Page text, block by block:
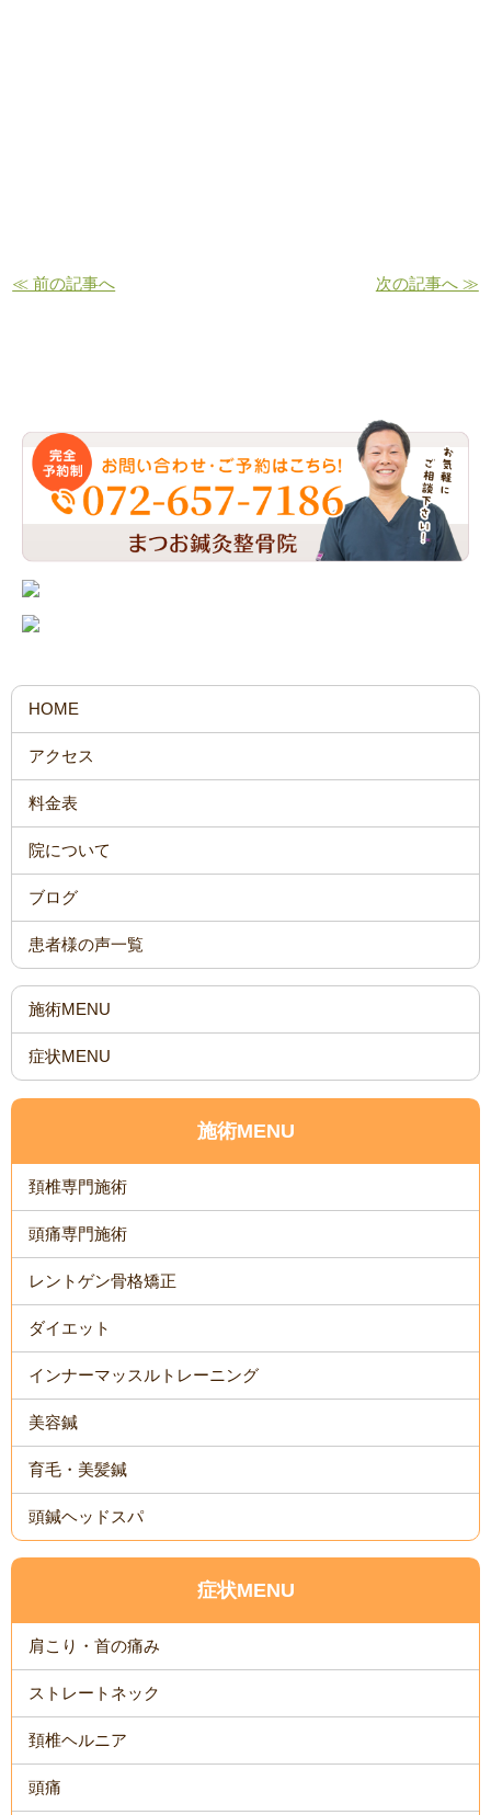
≪ 前の記事へ 次の記事へ ≫
HOME
アクセス
料金表
院について
ブログ
患者様の声一覧
施術MENU
症状MENU
施術MENU
頚椎専門施術
頭痛専門施術
レントゲン骨格矯正
ダイエット
インナーマッスルトレーニング
美容鍼
育毛・美髪鍼
頭鍼ヘッドスパ
症状MENU
肩こり・首の痛み
ストレートネック
頚椎ヘルニア
頭痛